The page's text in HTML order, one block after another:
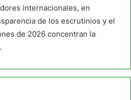
internacionales, en
de los escrutinios y el
de 2026 concentran la